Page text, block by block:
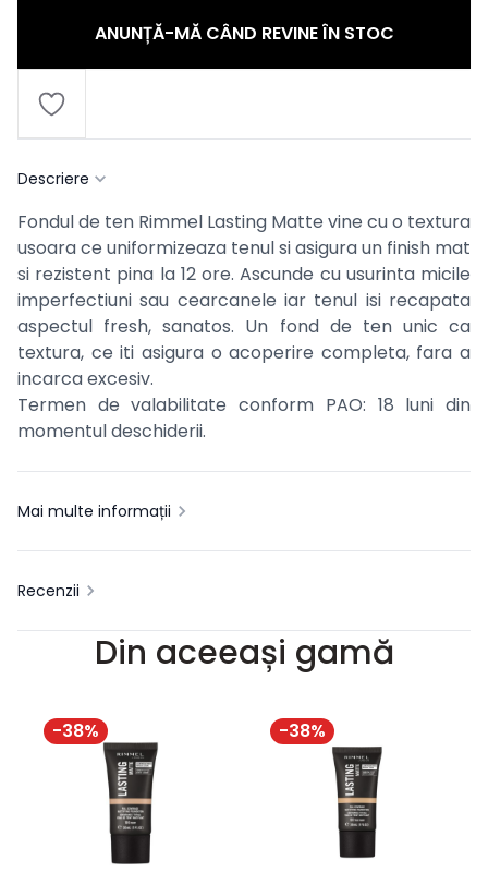
ANUNȚĂ-MĂ CÂND REVINE ÎN STOC
Descriere
Fondul de ten Rimmel Lasting Matte vine cu o textura
usoara ce uniformizeaza tenul si asigura un finish mat
si rezistent pina la 12 ore. Ascunde cu usurinta micile
imperfectiuni sau cearcanele iar tenul isi recapata
aspectul fresh, sanatos. Un fond de ten unic ca
textura, ce iti asigura o acoperire completa, fara a
incarca excesiv.
Termen de valabilitate conform PAO: 18 luni din
momentul deschiderii.
Mai multe informații
Recenzii
Din aceeași gamă
-38% -38%